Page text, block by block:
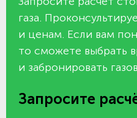
газа.
и ценам. Если вам
то сможете выбрать
и забронировать
Запросите